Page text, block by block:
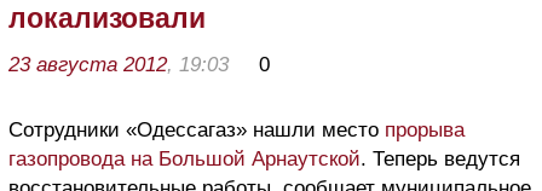
локализовали
23 августа 2012, 19:03 0
Сотрудники «Одессагаз» нашли место прорыва
газопровода на Большой Арнаутской. Теперь ведутся